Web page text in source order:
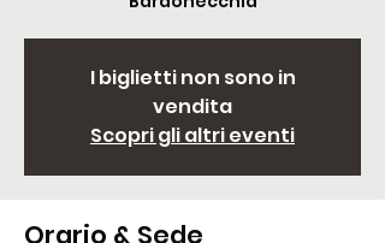
I biglietti non sono in
vendita
Scopri gli altri eventi
Orario & Sede